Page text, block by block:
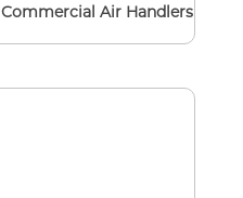
Commercial Air Handlers